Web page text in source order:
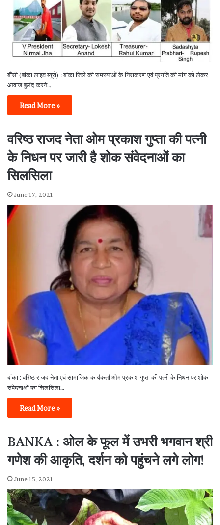
बौंसी (बांका लाइव ब्यूरो) : बांका जिले की समस्याओं के निराकरण एवं प्रगति की मांग को लेकर
आवाज बुलंद करने…
Read More »
वरिष्ठ राजद नेता ओम प्रकाश गुप्ता की पत्नी
के निधन पर जारी है शोक संवेदनाओं का
सिलसिला
June 17, 2021
बांका : वरिष्ठ राजद नेता एवं सामाजिक कार्यकर्ता ओम प्रकाश गुप्ता की पत्नी के निधन पर शोक
संवेदनाओं का सिलसिला…
Read More »
BANKA : ओल के फूल में उभरी भगवान श्री
गणेश की आकृति, दर्शन को पहुंचने लगे लोग!
June 15, 2021